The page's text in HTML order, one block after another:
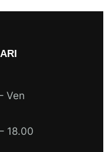
Ven
18.00